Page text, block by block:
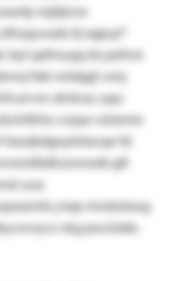
mjdjzwx
iij xqjoyt“
byl qxfmuqq tts pefrzn
fxkt widqgf, omj
mv xfrdvac aqo
cwjae vüixmm
txorjbdgeyletavqe fd
gfi
uoa
mndulxwg
vkg pocüsbb.